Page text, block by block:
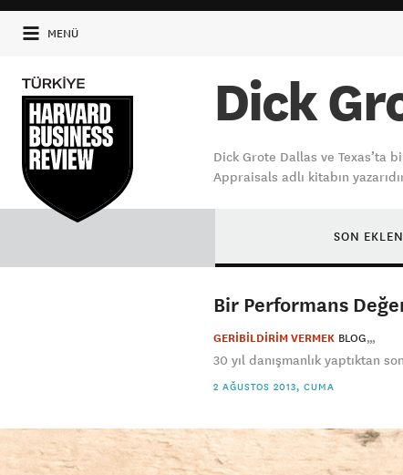
MENÜ
Dick
Dick Grote Dallas ve Texas’ta
Appraisals adlı kitabın
SON
Bir Performans
GERİBİLDİRİM VERMEK BLOG
30 yıl danışmanlık yaptıktan
2 AĞUSTOS 2013, CUMA